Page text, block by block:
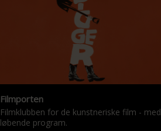
Filmporten
Filmklubben for de kunstneriske film - med
løbende program.